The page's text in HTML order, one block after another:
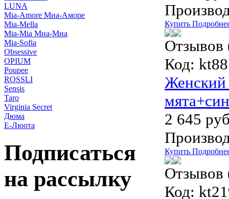
Купить
Отзывов
Код:
Женский
2 645
Купить
Отзывов
Код:
LUNA
Mia-Amore Миа-Аморе
Mia-Mella
Mia-Mia Миа-Миа
Mia-Sofia
Obsessive
OPIUM
Poupee
ROSSLI
Sensis
Taro
Virginia Secret
Дюма
Е-Люота
Подписаться
на рассылку